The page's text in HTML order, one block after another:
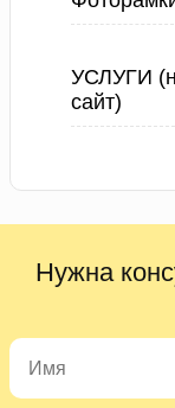
УСЛУГИ
сайт)
Нужна